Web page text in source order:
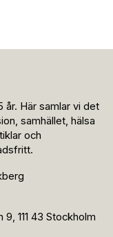
Här samlar vi det
samhället, hälsa
och
111 43 Stockholm